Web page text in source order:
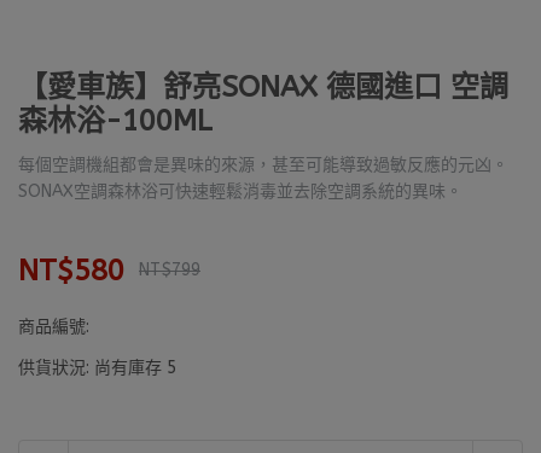
【愛車族】舒亮SONAX 德國進口 空調
森林浴-100ML
每個空調機組都會是異味的來源，甚至可能導致過敏反應的元凶。
SONAX空調森林浴可快速輕鬆消毒並去除空調系統的異味。
NT$580 NT$799
商品編號:
供貨狀況: 尚有庫存 5